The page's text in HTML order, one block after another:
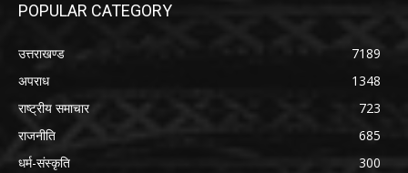
POPULAR CATEGORY
उत्तराखण्ड
7189
अपराध
1348
राष्ट्रीय समाचार
723
राजनीति
685
धर्म-संस्कृति
300